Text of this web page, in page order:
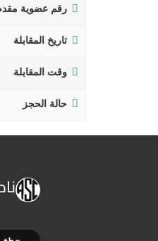
رقم عضوية
تاريخ المقابلة
وقت المقابلة
حالة الحجز